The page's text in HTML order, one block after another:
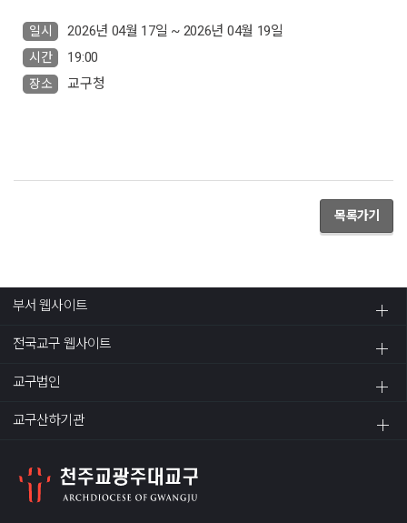
일시 2026년 04월 17일 ~ 2026년 04월 19일
시간 19:00
장소 교구청
목록가기
부서 웹사이트
전국교구 웹사이트
교구법인
교구산하기관